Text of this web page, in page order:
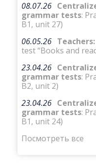
08.07.26
grammar tests:
B1, unit 27)
06.05.26
test “Books and
23.04.26
grammar tests:
B2, unit 2)
23.04.26
grammar tests:
B1, unit 24)
Посмотреть все